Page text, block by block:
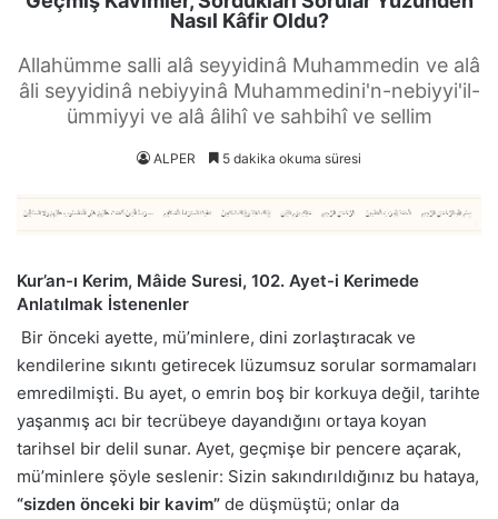
Nasıl Kâfir Oldu?
Allahümme salli alâ seyyidinâ Muhammedin ve alâ
âli seyyidinâ nebiyyinâ Muhammedini'n-nebiyyi'il-
ümmiyyi ve alâ âlihî ve sahbihî ve sellim
ALPER 5 dakika okuma süresi
Kur’an-ı Kerim, Mâide Suresi, 102. Ayet-i Kerimede
Anlatılmak İstenenler
Bir önceki ayette, mü’minlere, dini zorlaştıracak ve
kendilerine sıkıntı getirecek lüzumsuz sorular sormamaları
emredilmişti. Bu ayet, o emrin boş bir korkuya değil, tarihte
yaşanmış acı bir tecrübeye dayandığını ortaya koyan
tarihsel bir delil sunar. Ayet, geçmişe bir pencere açarak,
mü’minlere şöyle seslenir: Sizin sakındırıldığınız bu hataya,
“sizden önceki bir kavim” de düşmüştü; onlar da